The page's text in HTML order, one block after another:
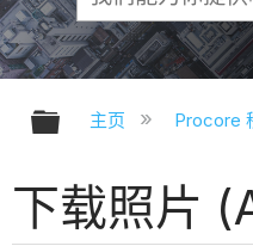
扩展/隐缩全
主页 Procore
下载照片